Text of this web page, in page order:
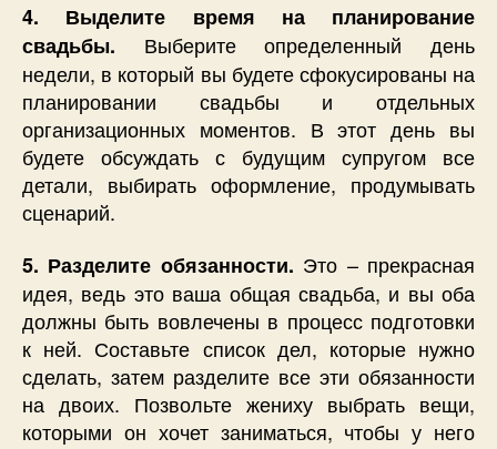
4. Выделите время на планирование
свадьбы. Выберите определенный день
недели, в который вы будете сфокусированы на
планировании свадьбы и отдельных
организационных моментов. В этот день вы
будете обсуждать с будущим супругом все
детали, выбирать оформление, продумывать
сценарий.
5. Разделите обязанности. Это – прекрасная
идея, ведь это ваша общая свадьба, и вы оба
должны быть вовлечены в процесс подготовки
к ней. Составьте список дел, которые нужно
сделать, затем разделите все эти обязанности
на двоих. Позвольте жениху выбрать вещи,
которыми он хочет заниматься, чтобы у него